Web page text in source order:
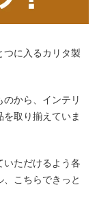
つに入るカリタ製
から、インテリ
取り揃えていま
いただけるよう各
こちらできっと